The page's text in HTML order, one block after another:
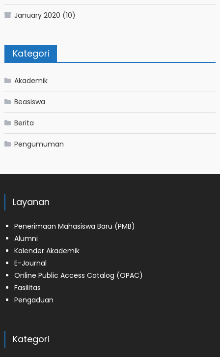
January 2020 (10)
Kategori
Akademik
Beasiswa
Berita
Pengumuman
Layanan
Penerimaan Mahasiswa Baru (PMB)
Alumni
Kalender Akademik
E-Journal
Online Public Access Catalog (OPAC)
Fasilitas
Pengaduan
Kategori